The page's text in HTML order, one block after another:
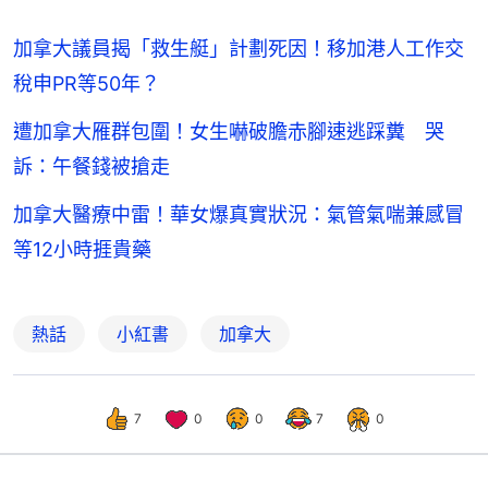
加拿大議員揭「救生艇」計劃死因！移加港人工作交
稅申PR等50年？
遭加拿大雁群包圍！女生嚇破膽赤腳速逃踩糞 哭
訴：午餐錢被搶走
加拿大醫療中雷！華女爆真實狀況：氣管氣喘兼感冒
等12小時捱貴藥
熱話 小紅書 加拿大
7 0 0 7 0